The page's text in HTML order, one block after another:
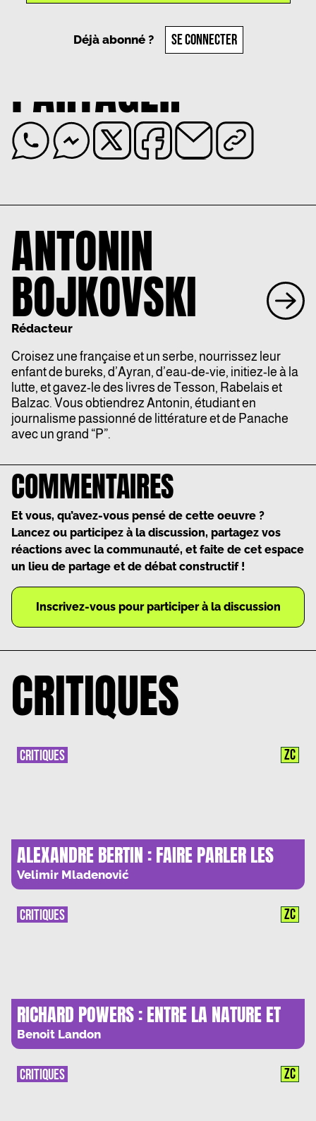
Déjà abonné ? SE CONNECTER
PARTAGER
ANTONIN
BOJKOVSKI
Rédacteur
Croisez une française et un serbe, nourrissez leur
enfant de bureks, d’Ayran, d’eau-de-vie, initiez-le à la
lutte, et gavez-le des livres de Tesson, Rabelais et
Balzac. Vous obtiendrez Antonin, étudiant en
journalisme passionné de littérature et de Panache
avec un grand “P”.
COMMENTAIRES
Et vous, qu’avez-vous pensé de cette oeuvre ?
Lancez ou participez à la discussion, partagez vos
réactions avec la communauté, et faite de cet espace
un lieu de partage et de débat constructif !
Inscrivez-vous pour participer à la discussion
CRITIQUES
ALEXANDRE BERTIN : FAIRE PARLER LES
SILENCES DE L’HISTOIRE
Velimir Mladenović
CRITIQUES ZC
RICHARD POWERS : ENTRE LA NATURE ET
L’IA, LE COMBAT DU SIECLE
Benoit Landon
CRITIQUES ZC
CRITIQUES ZC